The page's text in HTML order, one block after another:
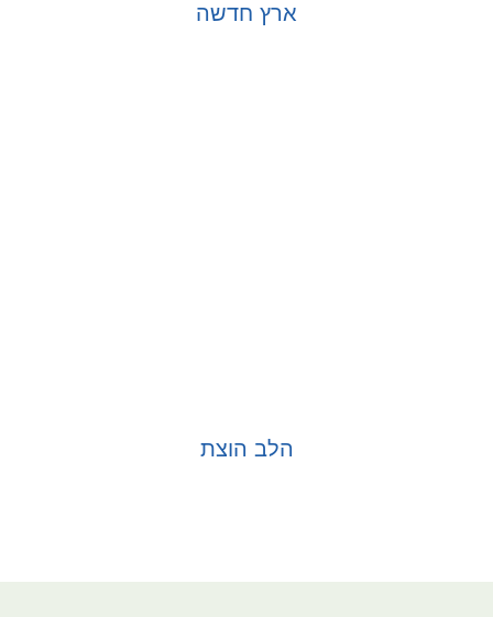
ארץ חדשה
הלב הוצת